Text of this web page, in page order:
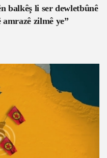
balkêş li ser dewletbûnê
zilmê ye”